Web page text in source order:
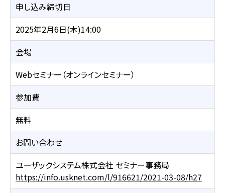
申し込み締切日
2025年2月6日(木)14:00
会場
Webセミナー（オンラインセミナー）
参加費
無料
お問い合わせ
ユーザックシステム株式会社 セミナー事務局
https://info.usknet.com/l/916621/2021-03-08/h27